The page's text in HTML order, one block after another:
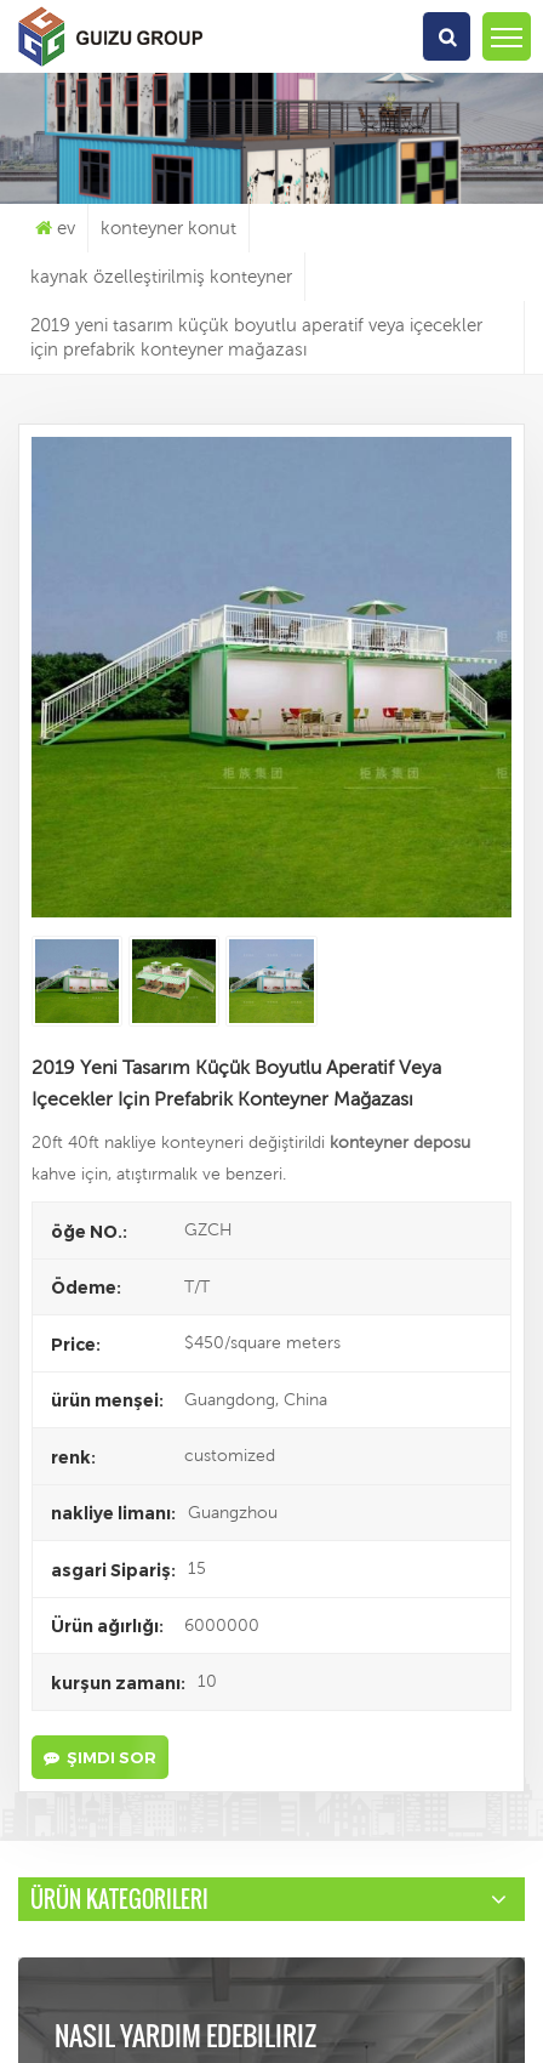
Ne Arıyorsun?
ev konteyner konut
kaynak özelleştirilmiş konteyner
2019 yeni tasarım küçük boyutlu aperatif veya içecekler
için prefabrik konteyner mağazası
2019 Yeni Tasarım Küçük Boyutlu Aperatif Veya
Içecekler Için Prefabrik Konteyner Mağazası
20ft 40ft nakliye konteyneri değiştirildi konteyner deposu
kahve için, atıştırmalık ve benzeri.
öğe NO.: GZCH
Ödeme: T/T
Price: $450/square meters
ürün menşei: Guangdong, China
renk: customized
nakliye limanı: Guangzhou
asgari Sipariş: 15
Ürün ağırlığı: 6000000
kurşun zamanı: 10
ŞIMDI SOR
ÜRÜN KATEGORILERI
NASIL YARDIM EDEBILIRIZ